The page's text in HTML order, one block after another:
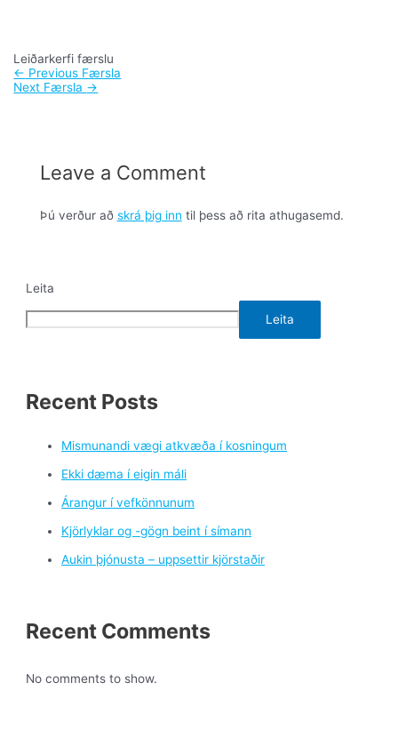
Leiðarkerfi færslu
← Previous Færsla
Next Færsla →
Leave a Comment
Þú verður að skrá þig inn til þess að rita athugasemd.
Leita
Leita
Recent Posts
Mismunandi vægi atkvæða í kosningum
Ekki dæma í eigin máli
Árangur í vefkönnunum
Kjörlyklar og -gögn beint í símann
Aukin þjónusta – uppsettir kjörstaðir
Recent Comments
No comments to show.